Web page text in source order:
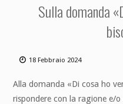
Sulla domanda
18 Febbraio 2024
Alla domanda «Di cosa ho
rispondere con la ragione e/